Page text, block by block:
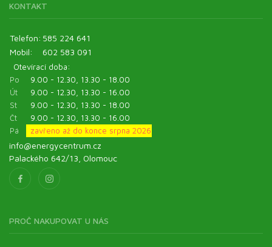
KONTAKT
Telefon: 585 224 641
Mobil:
602 583 091
Otevírací doba:
Po
9.00 - 12.30, 13.30 - 18.00
Út
9.00 - 12.30, 13.30 - 16.00
St
9.00 - 12.30, 13.30 - 18.00
Čt
9.00 - 12.30, 13.30 - 16.00
Pá
zavřeno až do konce srpna 2026
info@energycentrum.cz
Palackého 642/13, Olomouc
PROČ NAKUPOVAT U NÁS